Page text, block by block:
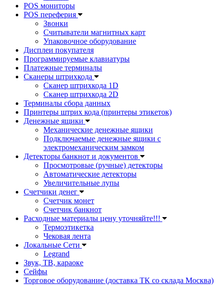
POS мониторы
POS переферия
Звонки
Считыватели магнитных карт
Упаковочное оборудование
Дисплеи покупателя
Программируемые клавиатуры
Платежные терминалы
Сканеры штрихкода
Сканер штрихкода 1D
Сканер штрихкода 2D
Терминалы сбора данных
Принтеры штрих кода (принтеры этикеток)
Денежные ящики
Механические денежные ящики
Подключаемые денежные ящики с
электромеханическим замком
Детекторы банкнот и документов
Просмотровые (ручные) детекторы
Автоматические детекторы
Увеличительные лупы
Счетчики денег
Счетчик монет
Счетчик банкнот
Расходные материалы цену уточняйте!!!
Термоэтикетка
Чековая лента
Локальные Сети
Legrand
Звук, ТВ, караоке
Сейфы
Торговое оборудование (доставка ТК со склада Москва)